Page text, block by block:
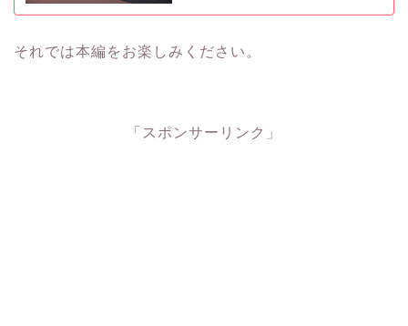
それでは本編をお楽しみください。
「スポンサーリンク」